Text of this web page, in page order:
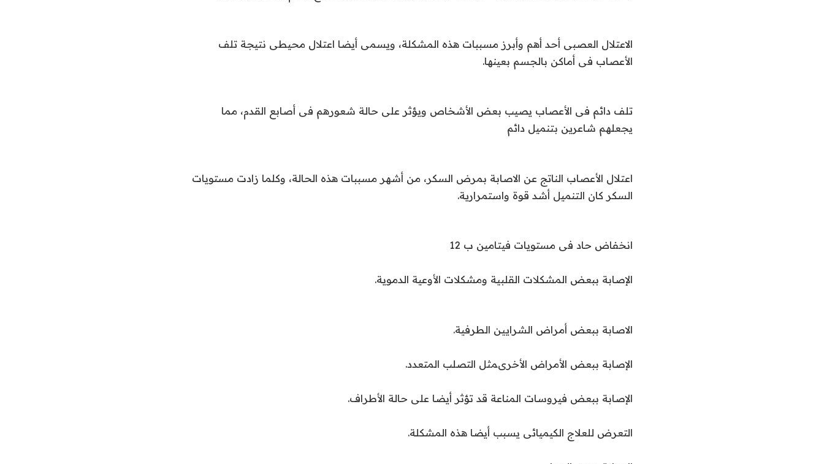
الاعتلال العصبى أحد أهم وأبرز مسببات هذه المشكلة، ويسمى أيضا اعتلال محيطى نتيجة تلف
الأعصاب فى أماكن بالجسم بعينها.
تلف دائم فى الأعصاب يصيب بعض الأشخاص ويؤثر على حالة شعورهم فى أصابع القدم، مما
يجعلهم شاعرين بتنميل دائم
اعتلال الأعصاب الناتج عن الاصابة بمرض السكر، من أشهر مسببات هذه الحالة، وكلما زادت مستويات
السكر كان التنميل أشد قوة واستمرارية.
انخفاض حاد فى مستويات فيتامين ب 12
الإصابة ببعض المشكلات القلبية ومشكلات الأوعية الدموية.
الاصابة ببعض أمراض الشرايين الطرفية.
الإصابة ببعض الأمراض الأخرىمثل التصلب المتعدد.
الإصابة ببعض فيروسات المناعة قد تؤثر أيضا على حالة الأطراف.
التعرض للعلاج الكيميائى يسبب أيضا هذه المشكلة.